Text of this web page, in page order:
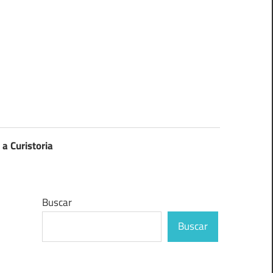
Curistoria
Buscar
Buscar